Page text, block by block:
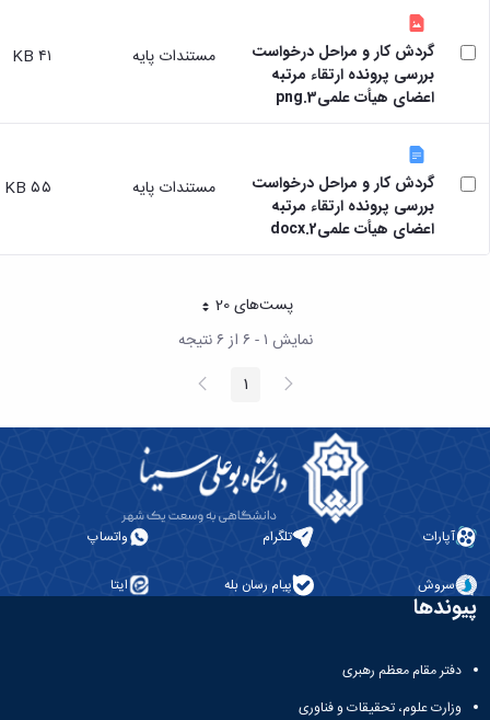
گردش کار و مراحل درخواست
بررسی پرونده ارتقاء مرتبه
اعضای هیأت علمی3.png
مستندات پایه ۴۱ KB
گردش کار و مراحل درخواست
بررسی پرونده ارتقاء مرتبه
اعضای هیأت علمی2.docx
مستندات پایه ۵۵ KB
پست‌‌های 20هر صفحه
نمایش ۱ - ۶ از ۶ نتیجه
پیغام
قبلی صفحه1 صفحه
بعد
آپارات تلگرام واتساپ
سروش پیام رسان بله ایتا
پیوندها
دفتر مقام معظم رهبری
وزارت علوم، تحقیقات و فناوری